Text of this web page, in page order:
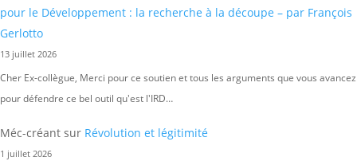
pour le Développement : la recherche à la découpe – par François
Gerlotto
13 juillet 2026
Cher Ex-collègue, Merci pour ce soutien et tous les arguments que vous avancez
pour défendre ce bel outil qu'est l'IRD…
Méc-créant sur Révolution et légitimité
1 juillet 2026